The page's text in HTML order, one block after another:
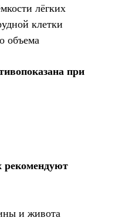
лёгких
клетки
объема
при
рекомендуют
и живота